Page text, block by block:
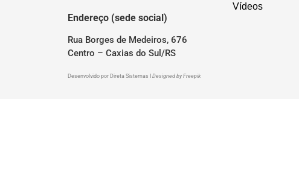
Endereço (sede social)
Rua Borges de Medeiros, 676
Centro – Caxias do Sul/RS
Desenvolvido por Direta Sistemas Designed by Freepik
Vídeos